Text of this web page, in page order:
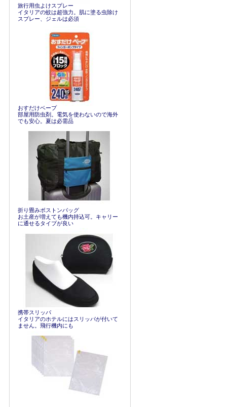
旅行用虫よけスプレー
イタリアの蚊は超強力。肌に塗る虫除け
スプレー、ジェルは必須
おすだけベープ
部屋用防虫剤。電気を使わないので海外
でも安心。夏は必需品
折り畳みボストンバッグ
お土産が増えても機内持込可。キャリー
に通せるタイプが良い
携帯スリッパ
イタリアのホテルにはスリッパが付いて
ません。飛行機内にも